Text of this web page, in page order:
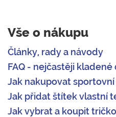
Vše o nákupu
Články, rady a návody
FAQ - nejčastěji kladené
Jak nakupovat
Jak přidat štítek vlastní
Jak vybrat a koupit